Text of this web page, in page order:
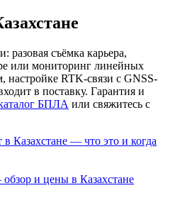
съёмка карьера,
или мониторинг линейных
настройке RTK-связи с GNSS-
в поставку. Гарантия и
БПЛА или свяжитесь с
Казахстане — что это и когда
и цены в Казахстане